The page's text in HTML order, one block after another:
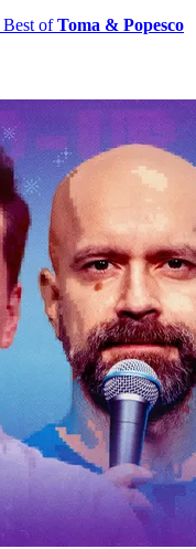
Best ofToma & Popesco